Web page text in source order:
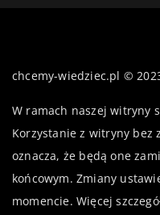
chcemy-wiedziec.pl ©
W ramach naszej witryny
Korzystanie z witryny bez
oznacza, że będą one
końcowym. Zmiany
momencie. Więcej